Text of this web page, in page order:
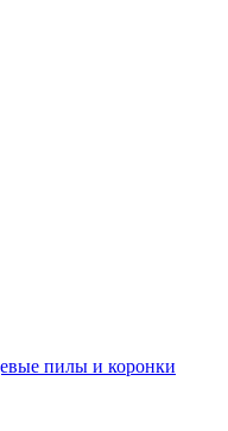
пилы и коронки